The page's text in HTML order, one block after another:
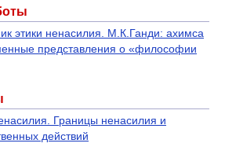
этики ненасилия. М.К.Ганди: ахимса
представления о «философии
Границы ненасилия и
действий